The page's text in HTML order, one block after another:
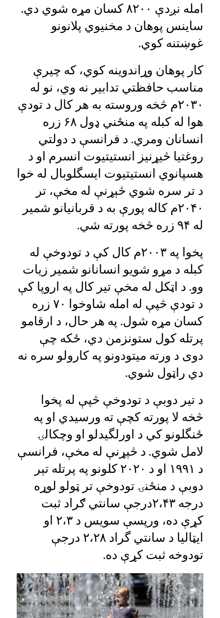
امله نږدې ۸۲۰۰ کسان مړه شوي دي.
ساینس پوهان د مخنیوي پلانونو
غوښتنه کوي.
کار پوهان وړاندوینه کوي، که چیرې
مناسب حافظتي تدابیر نه وي، نو له
۲۰۳۰م څخه وروسته به هر کال د تودې
هوا له کبله په منځني ډول ۶۸ زره
انسانان ومري. د فرانسې د دولتي
روغتیا څیړنیز انستیتیوت انسرم او د
هسپانوي انستیتیوت ايسگلوبال له خوا
د تر سره شوي څېړنې له مخې، تر
۲۰۴۰م کاله پورې به د قربانیانو شمیر
له ۹۴ زره څخه پورته شي.
پخوا په ۲۰۰۳م کال کې د تودوخې له
کبله د مړو شويو انسانانو شمير زيات
وو. د اټکل له مخې تیر کال په اروپا کې
د تودې څپې له امله شاوخوا ۷۰ زره
کسان مړه شول. په هر حال، د ارقامو
پرتله کول ستونزمن دي، ځکه چې
دوی د ورته میتودونو په کارولو سره نه
دي راټول شوي.
د تیر دوبې د تودوخې څپې له پخوا
څخه لا پورته کچې ته ورسیدي او په
ځنگلونو کي د اورلگيدلو او وچکالۍ
لامل شوي. د څېړنې له مخې، فرانسې
د ۱۹۹۱ او د ۲۰۲۰ کلونو په پرتله تېر
دوبې د منځنۍ تودوخې تر ټولو لوړه
درجه ۲،۴۳درجې سانتي ګراد ثبت
کړې ده، ورپسې سویس د ۲،۳ او
ایټالیا د سانتي گراد ۲،۲۸ درجې
تودوخه ثبت کړې ده.